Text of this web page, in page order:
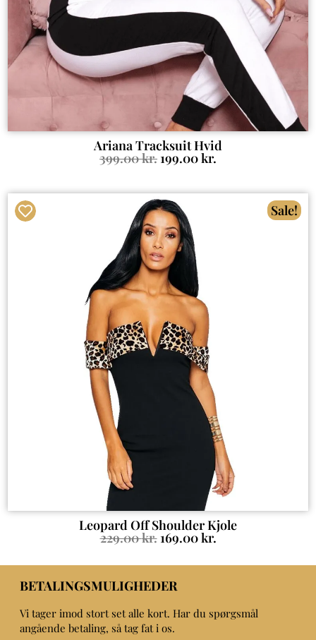
Ariana Tracksuit Hvid
399.00kr.199.00kr.
Sale!
Leopard Off Shoulder Kjole
229.00kr.169.00kr.
BETALINGSMULIGHEDER
Vi tager imod stort set alle kort. Har du spørgsmål
angående betaling, så tag fat i os.